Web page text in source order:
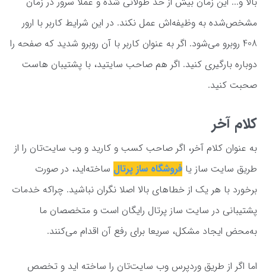
مشخص‌شده به وظیفه‌اش عمل نکند. در این شرایط کاربر با ارور
408 روبرو می‌شود. اگر به عنوان کاربر با آن روبرو شدید که صفحه را
دوباره بارگیری کنید. اگر هم صاحب سایتید، با پشتیبان هاست
صحبت کنید.
کلام آخر
به عنوان کلام آخر، اگر صاحب کسب و کارید و وب سایت‌تان را از
طریق سایت ساز یا فروشگاه ساز پرتال ساخته‌اید، در صورت
برخورد با هر یک از خطاهای بالا اصلا نگران نباشید. چراکه خدمات
پشتیبانی در سایت ساز پرتال رایگان است و متخصصان ما
به‌محض ایجاد مشکل، سریعا برای رفع آن اقدام می‌کنند.
اما اگر از طریق وردپرس وب سایت‌تان را ساخته اید و تخصص